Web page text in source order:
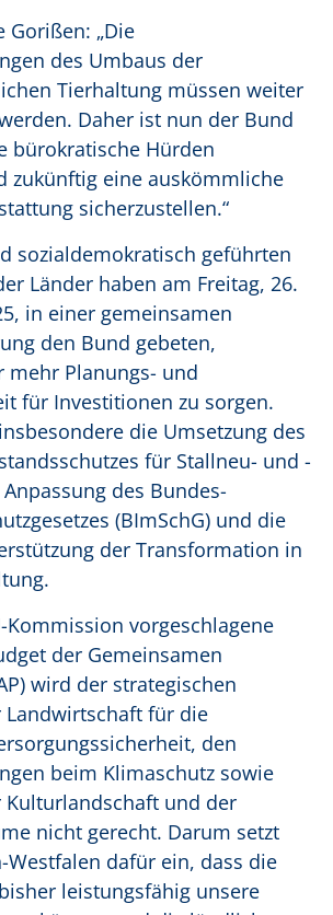
Gorißen: „Die
des Umbaus der
Tierhaltung müssen weiter
Daher ist nun der Bund
bürokratische Hürden
zukünftig eine auskömmliche
sicherzustellen.“
sozialdemokratisch geführten
Länder haben am Freitag, 26.
in einer gemeinsamen
den Bund gebeten,
mehr Planungs- und
für Investitionen zu sorgen.
die Umsetzung des
für Stallneu- und -
des Bundes-
(BImSchG) und die
der Transformation in
Kommission vorgeschlagene
der Gemeinsamen
wird der strategischen
Landwirtschaft für die
den
beim Klimaschutz sowie
Kulturlandschaft und der
nicht gerecht. Darum setzt
dafür ein, dass die
leistungsfähig unsere